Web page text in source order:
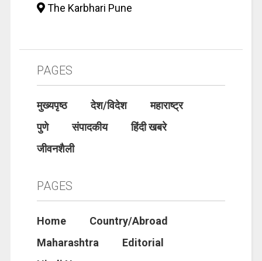
The Karbhari Pune
PAGES
मुख्यपृष्ठ देश/विदेश
महाराष्ट्र
पुणे
संपादकीय
हिंदी खबरे
जीवनशैली
PAGES
Home
Country/Abroad
Maharashtra
Editorial